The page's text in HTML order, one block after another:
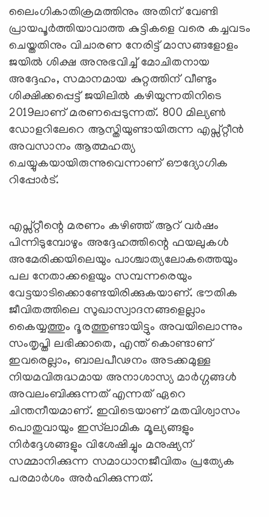
ലൈംഗികാതിക്രമത്തിനും അതിന് വേണ്ടി
പ്രായപൂര്‍ത്തിയാവാത്ത കുട്ടികളെ വരെ കച്ചവടം
ചെയ്തതിനും വിചാരണ നേരിട്ട് മാസങ്ങളോളം
ജയില്‍ ശിക്ഷ അനുഭവിച്ച് മോചിതനായ
അദ്ദേഹം, സമാനമായ കുറ്റത്തിന് വീണ്ടും
ശിക്ഷിക്കപ്പെട്ട് ജയിലില്‍ കഴിയുന്നതിനിടെ
2019ലാണ് മരണപ്പെടുന്നത്. 800 മില്യണ്‍
ഡോളറിലേറെ ആസ്തിയുണ്ടായിരുന്ന എപ്സ്റ്റീന്‍
അവസാനം ആത്മഹത്യ
ചെയ്യുകയായിരുന്നുവെന്നാണ് ഔദ്യോഗിക
റിപ്പോര്‍ട്.
എപ്സ്റ്റീന്റെ മരണം കഴിഞ്ഞ് ആറ് വര്‍ഷം
പിന്നിടുമ്പോഴും അദ്ദേഹത്തിന്റെ ഫയലുകള്‍
അമേരിക്കയിലെയും പാശ്ചാത്യലോകത്തെയും
പല നേതാക്കളെയും സമ്പന്നരെയും
വേട്ടയാടിക്കൊണ്ടേയിരിക്കുകയാണ്. ഭൗതിക
ജീവിതത്തിലെ സുഖാസ്വാദനങ്ങളെല്ലാം
കൈയ്യത്തും ദൂരത്തുണ്ടായിട്ടും അവയിലൊന്നും
സംതൃപ്തി ലഭിക്കാതെ, എന്ത് കൊണ്ടാണ്
ഇവരെല്ലാം, ബാലപീഢനം അടക്കമുള്ള
നിയമവിരുദ്ധമായ അനാശാസ്യ മാര്‍ഗ്ഗങ്ങള്‍
അവലംബിക്കുന്നത് എന്നത് ഏറെ
ചിന്തനീയമാണ്. ഇവിടെയാണ് മതവിശ്വാസം
പൊതുവായും ഇസ്‍ലാമിക മൂല്യങ്ങളും
നിര്‍ദ്ദേശങ്ങളും വിശേഷിച്ചും മനുഷ്യന്
സമ്മാനിക്കുന്ന സമാധാനജീവിതം പ്രത്യേക
പരമാര്‍ശം അര്‍ഹിക്കുന്നത്.